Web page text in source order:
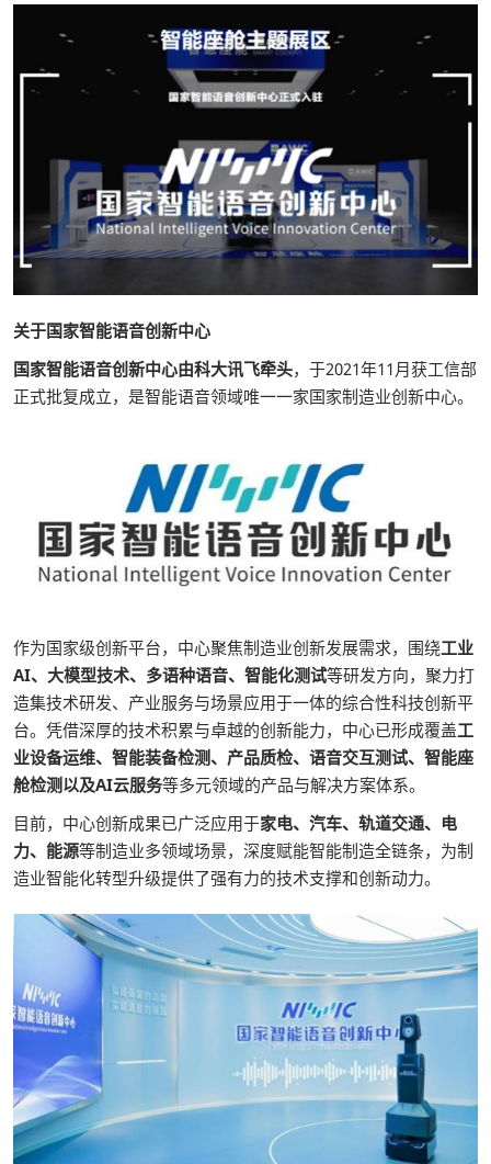
关于国家智能语音创新中心
国家智能语音创新中心由科大讯飞牵头，于2021年11月获工信部
正式批复成立，是智能语音领域唯一一家国家制造业创新中心。
作为国家级创新平台，中心聚焦制造业创新发展需求，围绕工业
AI、大模型技术、多语种语音、智能化测试等研发方向，聚力打
造集技术研发、产业服务与场景应用于一体的综合性科技创新平
台。凭借深厚的技术积累与卓越的创新能力，中心已形成覆盖工
业设备运维、智能装备检测、产品质检、语音交互测试、智能座
舱检测以及AI云服务等多元领域的产品与解决方案体系。
目前，中心创新成果已广泛应用于家电、汽车、轨道交通、电
力、能源等制造业多领域场景，深度赋能智能制造全链条，为制
造业智能化转型升级提供了强有力的技术支撑和创新动力。